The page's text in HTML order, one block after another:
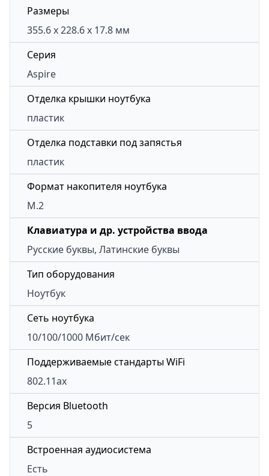
Размеры
355.6 х 228.6 х 17.8 мм
Серия
Aspire
Отделка крышки ноутбука
пластик
Отделка подставки под запястья
пластик
Формат накопителя ноутбука
M.2
Клавиатура и др. устройства ввода
Русские буквы, Латинские буквы
Тип оборудования
Ноутбук
Сеть ноутбука
10/100/1000 Мбит/сек
Поддерживаемые стандарты WiFi
802.11ax
Версия Bluetooth
5
Встроенная аудиосистема
Есть